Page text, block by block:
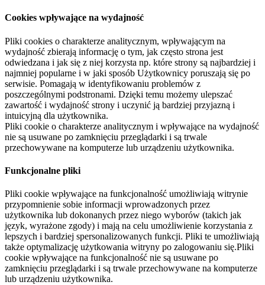
Cookies wpływające na wydajność
Pliki cookies o charakterze analitycznym, wpływającym na
wydajność zbierają informację o tym, jak często strona jest
odwiedzana i jak się z niej korzysta np. które strony są najbardziej i
najmniej popularne i w jaki sposób Użytkownicy poruszają się po
serwisie. Pomagają w identyfikowaniu problemów z
poszczególnymi podstronami. Dzięki temu możemy ulepszać
zawartość i wydajność strony i uczynić ją bardziej przyjazną i
intuicyjną dla użytkownika.
Pliki cookie o charakterze analitycznym i wpływające na wydajność
nie są usuwane po zamknięciu przeglądarki i są trwale
przechowywane na komputerze lub urządzeniu użytkownika.
Funkcjonalne pliki
Pliki cookie wpływające na funkcjonalność umożliwiają witrynie
przypomnienie sobie informacji wprowadzonych przez
użytkownika lub dokonanych przez niego wyborów (takich jak
język, wyrażone zgody) i mają na celu umożliwienie korzystania z
lepszych i bardziej spersonalizowanych funkcji. Pliki te umożliwiają
także optymalizację użytkowania witryny po zalogowaniu się.Pliki
cookie wpływające na funkcjonalność nie są usuwane po
zamknięciu przeglądarki i są trwale przechowywane na komputerze
lub urządzeniu użytkownika.